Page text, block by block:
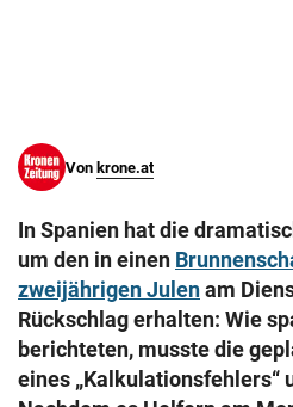
Von krone.at
In Spanien hat die
um den in einen
zweijährigen Julenam
Rückschlag erhalten: Wie
berichteten, musste die
eines „Kalkulationsfehlers“